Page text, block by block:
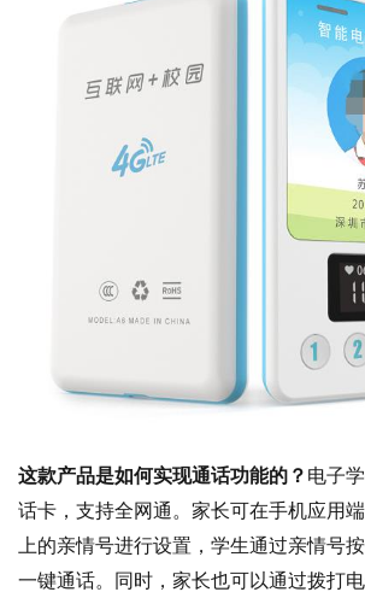
这款产品是如何实现通话功能的？ 电子
话卡，支持全网通。家长可在手机应用
上的亲情号进行设置，学生通过亲情号
一键通话。同时，家长也可以通过拨打